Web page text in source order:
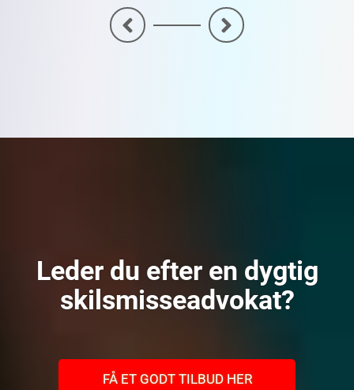
<
Leder du efter en dygtig
skilsmisseadvokat?
FÅ ET GODT TILBUD HER